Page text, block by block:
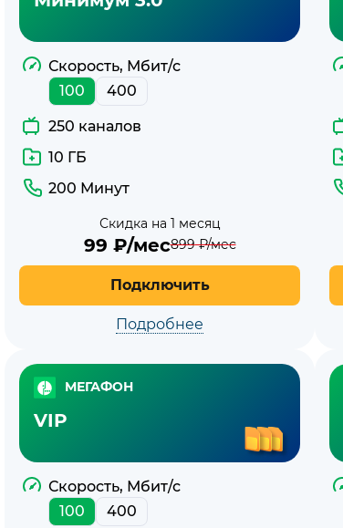
МегаФон
Скорость, Мбит/с
100
400
250 каналов
10 ГБ
200 Минут
Скидка на 1 месяц
99 ₽/мес899₽/мес
Подключить
Подробнее
МЕГАФОН
VIP
Скорость, Мбит/с
100
400